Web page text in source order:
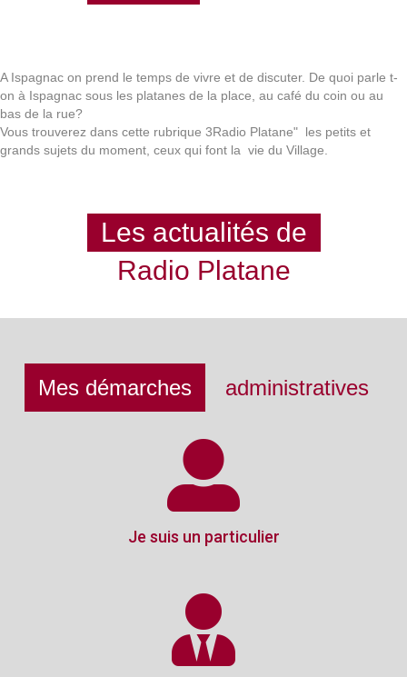
A Ispagnac on prend le temps de vivre et de discuter. De quoi parle t-
on à Ispagnac sous les platanes de la place, au café du coin ou au
bas de la rue?
Vous trouverez dans cette rubrique 3Radio Platane" les petits et
grands sujets du moment, ceux qui font la vie du Village.
Les actualités de
Radio Platane
Mes démarches administratives
Je suis un particulier